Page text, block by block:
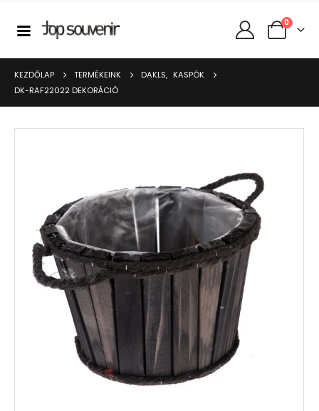
0
KEZDŐLAP TERMÉKEINK DAKLS, KASPÓK
DK-RAF22022 DEKORÁCIÓ